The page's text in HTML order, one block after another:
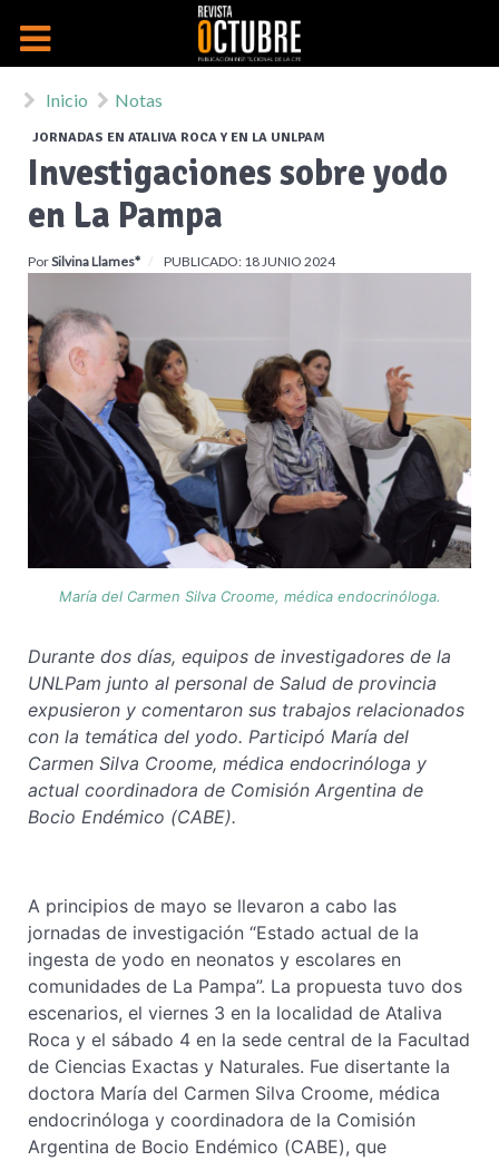
Inicio Notas
JORNADAS EN ATALIVA ROCA Y EN LA UNLPAM
Investigaciones sobre yodo
en La Pampa
PorSilvina Llames* PUBLICADO: 18 JUNIO 2024
María del Carmen Silva Croome, médica endocrinóloga.
Durante dos días, equipos de investigadores de la
UNLPam junto al personal de Salud de provincia
expusieron y comentaron sus trabajos relacionados
con la temática del yodo. Participó María del
Carmen Silva Croome, médica endocrinóloga y
actual coordinadora de Comisión Argentina de
Bocio Endémico (CABE).
A principios de mayo se llevaron a cabo las
jornadas de investigación “Estado actual de la
ingesta de yodo en neonatos y escolares en
comunidades de La Pampa”. La propuesta tuvo dos
escenarios, el viernes 3 en la localidad de Ataliva
Roca y el sábado 4 en la sede central de la Facultad
de Ciencias Exactas y Naturales. Fue disertante la
doctora María del Carmen Silva Croome, médica
endocrinóloga y coordinadora de la Comisión
Argentina de Bocio Endémico (CABE), que